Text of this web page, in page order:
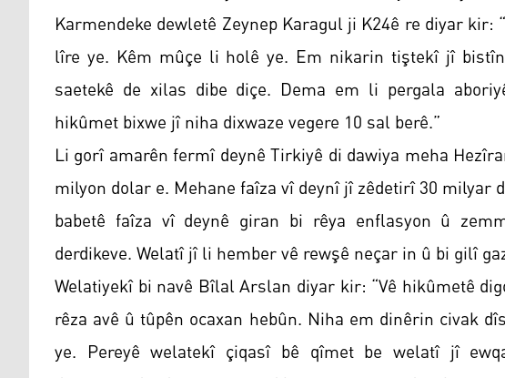
Karmendeke dewletê Zeynep Karagul ji K24ê re diyar
lîre ye. Kêm mûçe li holê ye. Em nikarin tiştekî jî
saetekê de xilas dibe diçe. Dema em li pergala
hikûmet bixwe jî niha dixwaze vegere 10 sal berê.”
Li gorî amarên fermî deynê Tirkiyê di dawiya meha
milyon dolar e. Mehane faîza vî deynî jî zêdetirî 30 milyar
babetê faîza vî deynê giran bi rêya enflasyon û
derdikeve. Welatî jî li hember vê rewşê neçar in û bi gilî
Welatiyekî bi navê Bîlal Arslan diyar kir: “Vê hikûmetê
rêza avê û tûpên ocaxan hebûn. Niha em dinêrin civak
ye. Pereyê welatekî çiqasî bê qîmet be welatî jî